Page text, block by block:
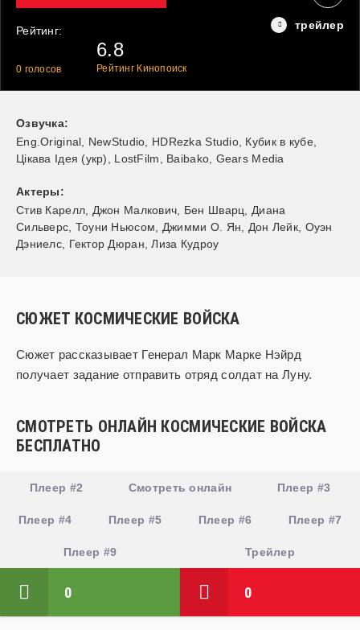
Рейтинг:
0 голосов
6.8
Рейтинг Кинопоиск
Озвучка:
Eng.Original, NewStudio, HDRezka Studio, Кубик в кубе,
Цікава Ідея (укр), LostFilm, Baibako, Gears Media
Актеры:
Стив Карелл
Джон Малкович Бен Шварц
Диана
Сильверс Тоуни Ньюсом Джимми О. Ян Дон Лейк, Оуэн
Дэниелс, Гектор Дюран Лиза Кудроу
СЮЖЕТ КОСМИЧЕСКИЕ ВОЙСКА
Сюжет рассказывает Генерал Марк Марке Нэйрд
получает задание отправить отряд солдат на Луну.
СМОТРЕТЬ ОНЛАЙН КОСМИЧЕСКИЕ ВОЙСКА
БЕСПЛАТНО
Плеер #2 Смотреть онлайн Плеер #3
Плеер #4 Плеер #5 Плеер #6 Плеер #7
Плеер #9 Трейлер
0 0